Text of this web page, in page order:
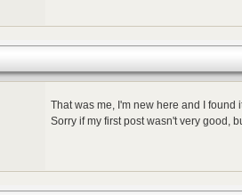
That was me, I'm new here and I
Sorry if my first post wasn't very good,